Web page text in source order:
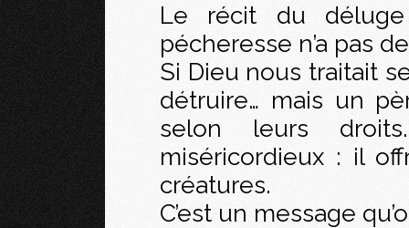
Le récit du
pécheresse n’a pas
Si Dieu nous traitait
détruire… mais un
selon leurs
miséricordieux : il
créatures.
C’est un message